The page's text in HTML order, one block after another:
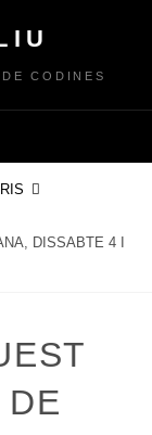
CODINES
DISSABTE 4 I
DE